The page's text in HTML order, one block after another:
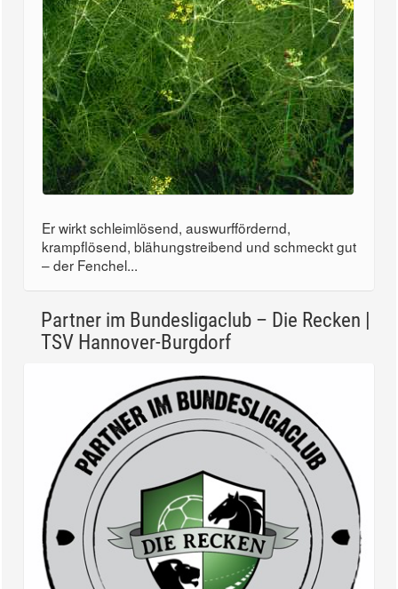
Er wirkt schleimlösend, auswurffördernd,
krampflösend, blähungstreibend und schmeckt gut
– der Fenchel...
Partner im Bundesligaclub – Die Recken |
TSV Hannover-Burgdorf